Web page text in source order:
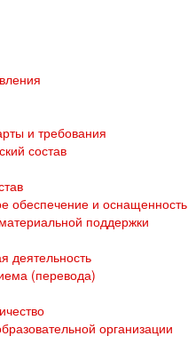
и требования
состав
обеспечение и оснащенность
поддержки
деятельность
(перевода)
организации